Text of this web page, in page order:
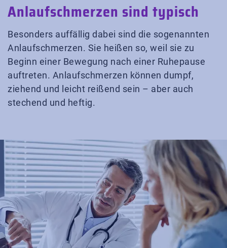
Anlaufschmerzen sind typisch
Besonders auffällig dabei sind die sogenannten
Anlaufschmerzen. Sie heißen so, weil sie zu
Beginn einer Bewegung nach einer Ruhepause
auftreten. Anlaufschmerzen können dumpf,
ziehend und leicht reißend sein – aber auch
stechend und heftig.